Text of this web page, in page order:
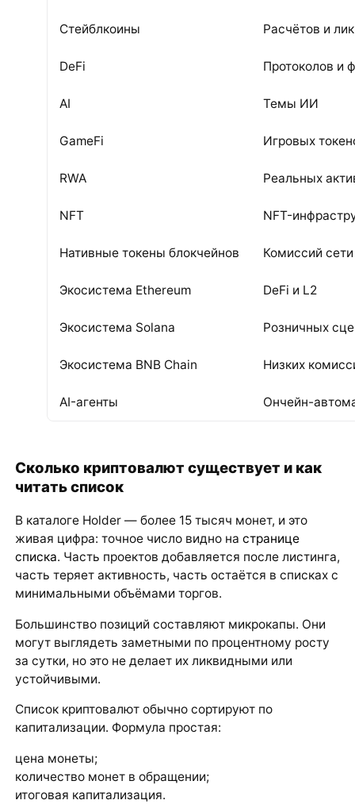
Стейблкоины Расчётов и
DeFi Протоколов и
AI Темы ИИ
GameFi Игровых
RWA Реальных
NFT NFT-
Нативные токены блокчейнов Комиссий сети
Экосистема Ethereum DeFi и L2
Экосистема Solana Розничных
Экосистема BNB Chain Низких
AI-агенты Ончейн-
Сколько криптовалют существует и как
читать список
В каталоге Holder — более 15 тысяч монет, и это
живая цифра: точное число видно на странице
списка. Часть проектов добавляется после листинга,
часть теряет активность, часть остаётся в списках с
минимальными объёмами торгов.
Большинство позиций составляют микрокапы. Они
могут выглядеть заметными по процентному росту
за сутки, но это не делает их ликвидными или
устойчивыми.
Список криптовалют обычно сортируют по
капитализации. Формула простая:
цена монеты;
количество монет в обращении;
итоговая капитализация.